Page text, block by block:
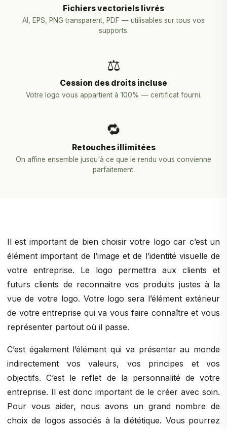
Fichiers vectoriels livrés
AI, EPS, PNG transparent, PDF — utilisables sur tous vos
supports.
⚖️
Cession des droits incluse
Votre logo vous appartient à 100% — certificat fourni.
🔁
Retouches illimitées
On affine ensemble jusqu'à ce que le rendu vous convienne
parfaitement.
Il est important de bien choisir votre logo car c’est un
élément important de l’image et de l’identité visuelle de
votre entreprise. Le logo permettra aux clients et
futurs clients de reconnaitre vos produits justes à la
vue de votre logo. Votre logo sera l’élément extérieur
de votre entreprise qui va vous faire connaître et vous
représenter partout où il passe.
C’est également l’élément qui va présenter au monde
indirectement vos valeurs, vos principes et vos
objectifs. C’est le reflet de la personnalité de votre
entreprise. Il est donc important de le créer avec soin.
Pour vous aider, nous avons un grand nombre de
choix de logos associés à la diététique. Vous pourrez